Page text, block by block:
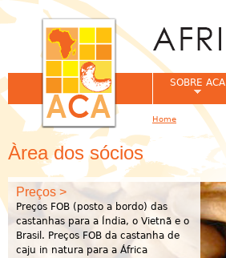
Àrea dos sócios
Preços >
Preços FOB (posto a bordo) das
castanhas para a Índia, o Vietnã e o
Brasil. Preços FOB da castanha de
caju in natura para a África
SOBRE ACA
You are here
Home